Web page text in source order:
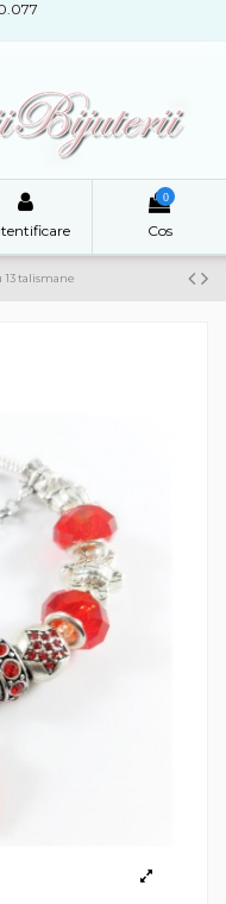
0
Cos
13 talismane